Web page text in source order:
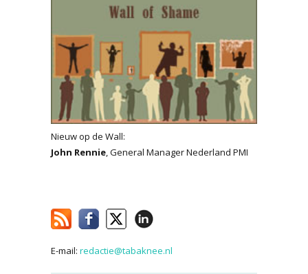
Nieuw op de Wall:
John Rennie, General Manager Nederland PMI
E-mail: redactie@tabaknee.nl